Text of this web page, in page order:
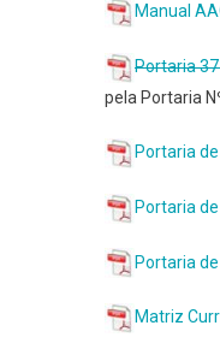
Manual
Portaria
pela Portaria
Portaria
Portaria
Portaria
Matriz